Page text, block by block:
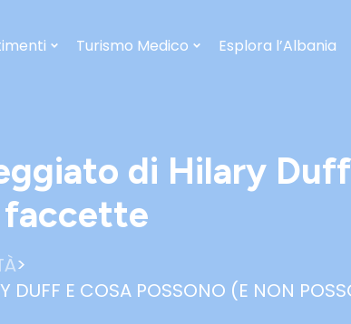
Turismo Medico Esplora l’Albania
di Hilary
faccette
>
DUFF E COSA POSSONO (E NON